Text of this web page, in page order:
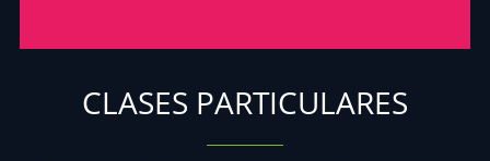
CLASES PARTICULARES